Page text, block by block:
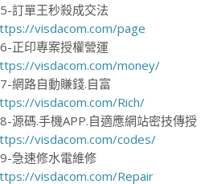
訂單王秒殺成交法
visdacom.com/page
正印專案授權營運
visdacom.com/money/
網路自動賺錢.自富
visdacom.com/Rich/
源碼.手機APP.自適應網站密技傳授
visdacom.com/codes/
急速修水電維修
visdacom.com/Repair